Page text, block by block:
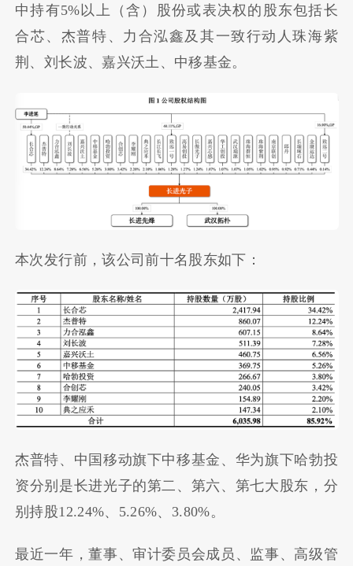
中持有5%以上（含）股份或表决权的股东包括长
合芯、杰普特、力合泓鑫及其一致行动人珠海紫
荆、刘长波、嘉兴沃土、中移基金。
本次发行前，该公司前十名股东如下：
杰普特、中国移动旗下中移基金、华为旗下哈勃投
资分别是长进光子的第二、第六、第七大股东，分
别持股12.24%、5.26%、3.80%。
最近一年，董事、审计委员会成员、监事、高级管